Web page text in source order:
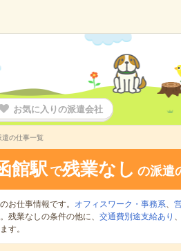
お気に入りの派遣会社
の仕事一覧
館駅 で残業なし の派遣
お仕事情報です。 オフィスワーク・事務系、
残業なしの条件の他に、 交通費別途支給あり 、
す。